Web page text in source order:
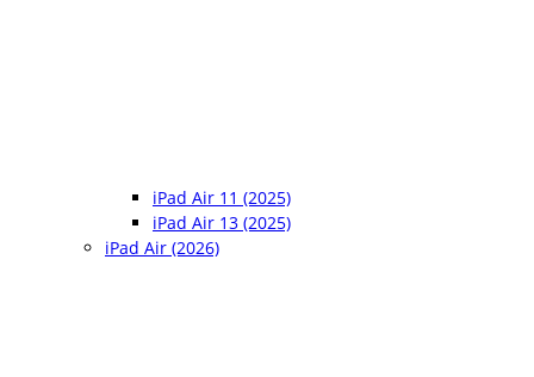
iPad Air 11 (2025)
iPad Air 13 (2025)
iPad Air (2026)